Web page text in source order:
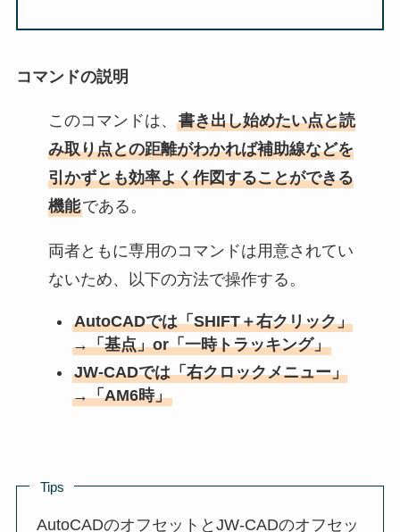
コマンドの説明
このコマンドは、 書き出し始めたい点と読
み取り点との距離がわかれば補助線などを
引かずとも効率よく作図することができる
機能である。
両者ともに専用のコマンドは用意されてい
ないため、以下の方法で操作する。
AutoCADでは「SHIFT＋右クリック」
→「基点」or「一時トラッキング」
JW-CADでは「右クロックメニュー」
→「AM6時」
Tips
AutoCADのオフセットとJW-CADのオフセッ